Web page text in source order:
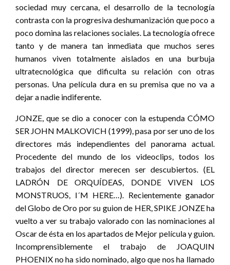
sociedad muy cercana, el desarrollo de la tecnología
contrasta con la progresiva deshumanización que poco a
poco domina las relaciones sociales. La tecnología ofrece
tanto y de manera tan inmediata que muchos seres
humanos viven totalmente aislados en una burbuja
ultratecnológica que dificulta su relación con otras
personas. Una película dura en su premisa que no va a
dejar a nadie indiferente.
JONZE, que se dio a conocer con la estupenda CÓMO
SER JOHN MALKOVICH (1999), pasa por ser uno de los
directores más independientes del panorama actual.
Procedente del mundo de los videoclips, todos los
trabajos del director merecen ser descubiertos. (EL
LADRÓN DE ORQUÍDEAS, DONDE VIVEN LOS
MONSTRUOS, I´M HERE…). Recientemente ganador
del Globo de Oro por su guion de HER, SPIKE JONZE ha
vuelto a ver su trabajo valorado con las nominaciones al
Oscar de ésta en los apartados de Mejor película y guion.
Incomprensiblemente el trabajo de JOAQUIN
PHOENIX no ha sido nominado, algo que nos ha llamado